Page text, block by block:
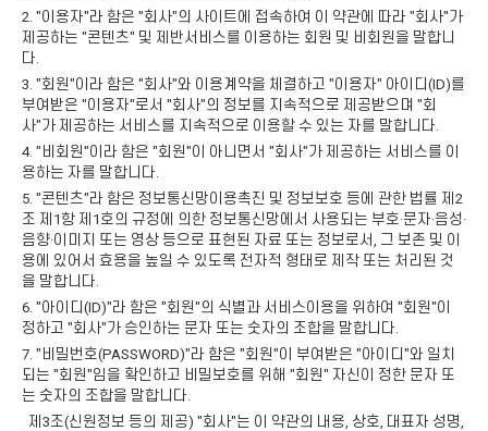
2. "이용자"라 함은 "회사"의 사이트에 접속하여 이 약관에 따라 "회사"가
제공하는 "콘텐츠" 및 제반서비스를 이용하는 회원 및 비회원을 말합니
다.
3. "회원"이라 함은 "회사"와 이용계약을 체결하고 "이용자" 아이디(ID)를
부여받은 "이용자"로서 "회사"의 정보를 지속적으로 제공받으며 "회
사"가 제공하는 서비스를 지속적으로 이용할 수 있는 자를 말합니다.
4. "비회원"이라 함은 "회원"이 아니면서 "회사"가 제공하는 서비스를 이
용하는 자를 말합니다.
5. "콘텐츠"라 함은 정보통신망이용촉진 및 정보보호 등에 관한 법률 제2
조 제1항 제1호의 규정에 의한 정보통신망에서 사용되는 부호·문자·음성·
음향·이미지 또는 영상 등으로 표현된 자료 또는 정보로서, 그 보존 및 이
용에 있어서 효용을 높일 수 있도록 전자적 형태로 제작 또는 처리된 것
을 말합니다.
6. "아이디(ID)"라 함은 "회원"의 식별과 서비스이용을 위하여 "회원"이
정하고 "회사"가 승인하는 문자 또는 숫자의 조합을 말합니다.
7. "비밀번호(PASSWORD)"라 함은 "회원"이 부여받은 "아이디"와 일치
되는 "회원"임을 확인하고 비밀보호를 위해 "회원" 자신이 정한 문자 또
는 숫자의 조합을 말합니다.
제3조(신원정보 등의 제공) "회사"는 이 약관의 내용, 상호, 대표자 성명,